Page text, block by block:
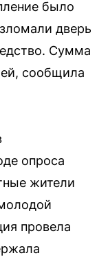
было
дверь
Сумма
сообщила
опроса
жители
провела